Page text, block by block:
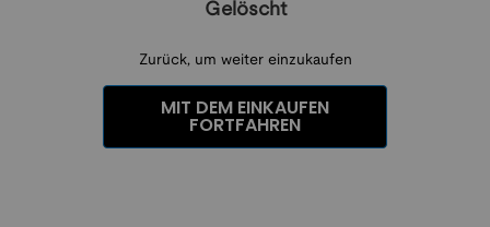
Gelöscht
Zurück, um weiter einzukaufen
MIT DEM EINKAUFEN
FORTFAHREN